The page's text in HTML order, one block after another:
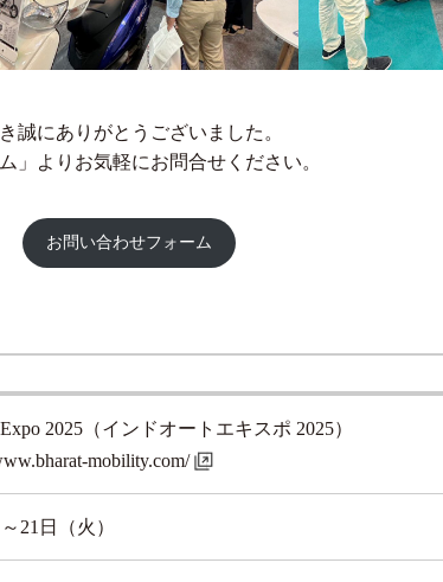
誠にありがとうございました。
」よりお気軽にお問合せください。
お問い合わせフォーム
2025（インドオートエキスポ 2025）
mobility.com/
21日（火）